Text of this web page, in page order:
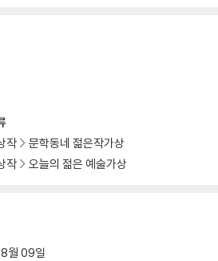
작
문학동네 젊은작가상
작 오늘의 젊은 예술가상
월 09일